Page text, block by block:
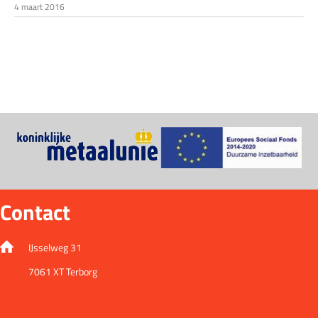
4 maart 2016
Contact
IJsselweg 31
7061 XT Terborg